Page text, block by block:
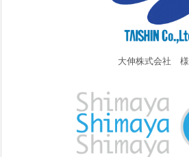
大伸株式会社 様